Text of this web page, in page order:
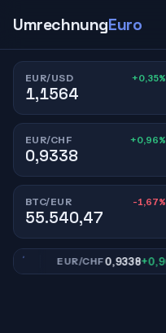
UmrechnungEuro
EUR/USD +0,35%
1,1564
EUR/CHF +0,96%
0,9338
BTC/EUR -1,67%
55.540,47
EUR/CHF0,9338+0,96%